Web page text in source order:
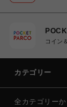
コイン
カテゴリー
全カテゴリー